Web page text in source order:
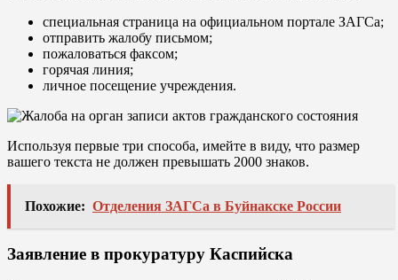
специальная страница на официальном портале ЗАГСа;
отправить жалобу письмом;
пожаловаться факсом;
горячая линия;
личное посещение учреждения.
Используя первые три способа, имейте в виду, что размер
вашего текста не должен превышать 2000 знаков.
Похожие: Отделения ЗАГСа в Буйнакске России
Заявление в прокуратуру Каспийска